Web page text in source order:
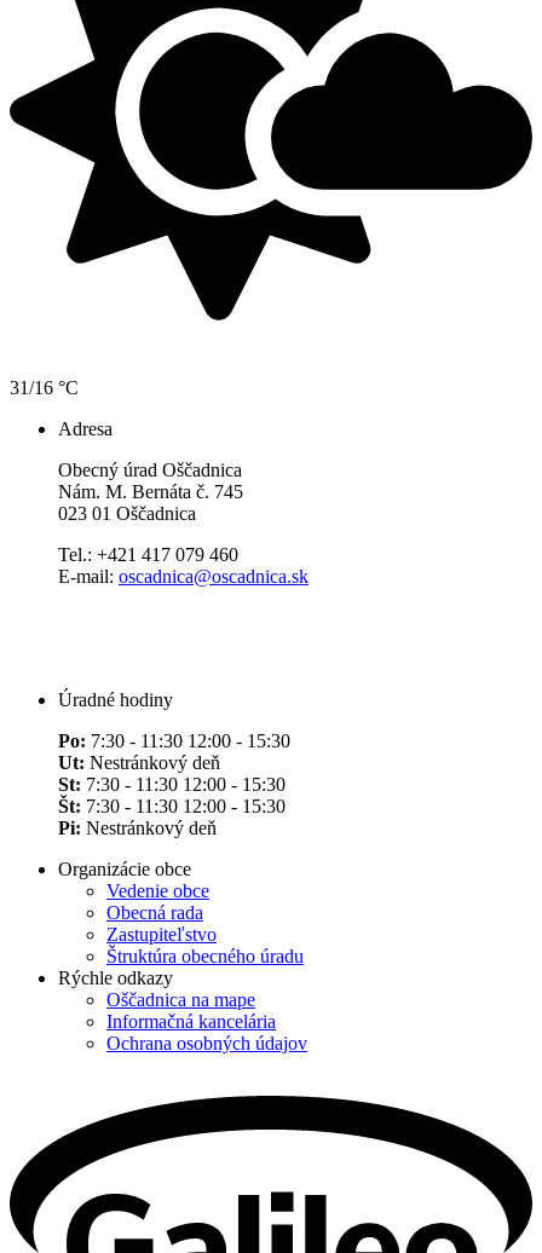
31/16 °C
Adresa
Obecný úrad Oščadnica
Nám. M. Bernáta č. 745
023 01 Oščadnica
Tel.: +421 417 079 460
E-mail: oscadnica@oscadnica.sk
Úradné hodiny
Po: 7:30 - 11:30 12:00 - 15:30
Ut: Nestránkový deň
St: 7:30 - 11:30 12:00 - 15:30
Št: 7:30 - 11:30 12:00 - 15:30
Pi: Nestránkový deň
Organizácie obce
Vedenie obce
Obecná rada
Zastupiteľstvo
Štruktúra obecného úradu
Rýchle odkazy
Oščadnica na mape
Informačná kancelária
Ochrana osobných údajov